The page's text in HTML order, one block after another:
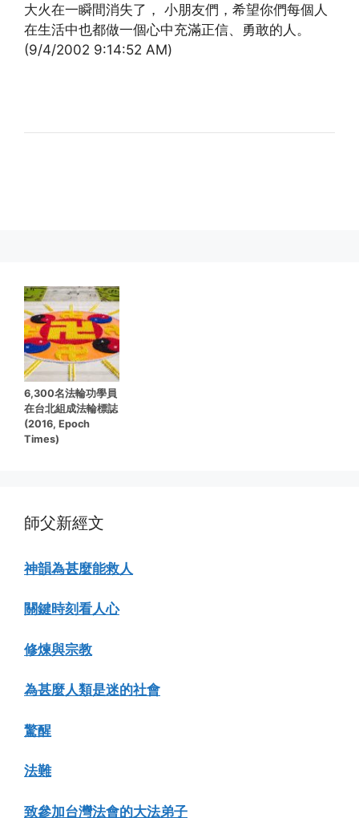
大火在一瞬間消失了， 小朋友們，希望你們每個人
在生活中也都做一個心中充滿正信、勇敢的人。
(9/4/2002 9:14:52 AM)
6,300名法輪功學員
在台北組成法輪標誌
(2016, Epoch
Times)
師父新經文
神韻為甚麼能救人
關鍵時刻看人心
修煉與宗教
為甚麼人類是迷的社會
驚醒
法難
致參加台灣法會的大法弟子